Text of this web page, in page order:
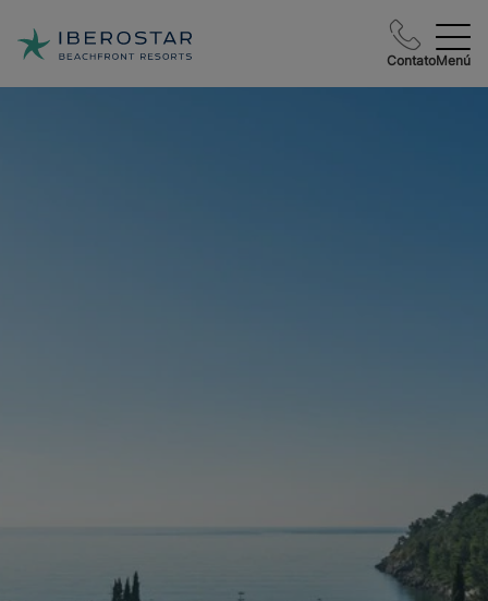
ContatoMenú